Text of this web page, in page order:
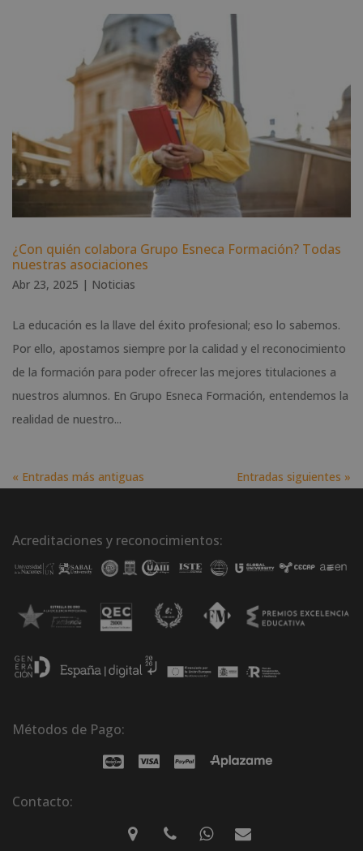
¿Con quién colabora Grupo Esneca Formación? Todas
nuestras asociaciones
Abr 23, 2025 | Noticias
La educación es la llave del éxito profesional; eso lo sabemos.
Por ello, apostamos siempre por la calidad y el reconocimiento
de la formación para poder ofrecer las mejores titulaciones a
nuestros alumnos. En Grupo Esneca Formación, entendemos la
realidad de nuestro...
« Entradas más antiguas Entradas siguientes »
Acreditaciones y reconocimientos:
Métodos de Pago:
Contacto: